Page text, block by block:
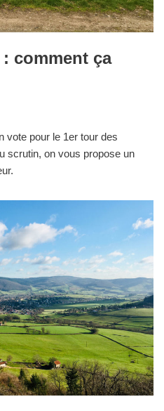
comment ça
vote pour le 1er tour des
scrutin, on vous propose un